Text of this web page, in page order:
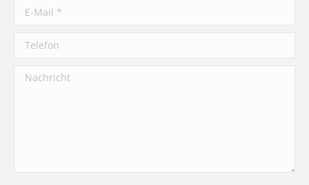
E-Mail *
Telefon
Nachricht